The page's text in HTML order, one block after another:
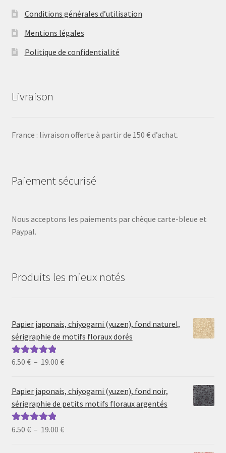
Conditions générales d’utilisation
Mentions légales
Politique de confidentialité
Livraison
France : livraison offerte à partir de 150 € d’achat.
Paiement sécurisé
Nous acceptons les paiements par chèque carte-bleue et
Paypal.
Produits les mieux notés
Papier japonais, chiyogami (yuzen), fond naturel,
sérigraphie de motifs floraux dorés
Note5.00sur
6.50 € – 19.00 €Plage
prix :
6.50 €
19.00 €
Papier japonais, chiyogami (yuzen), fond noir,
sérigraphie de petits motifs floraux argentés
Note5.00sur
6.50 € – 19.00 €Plage